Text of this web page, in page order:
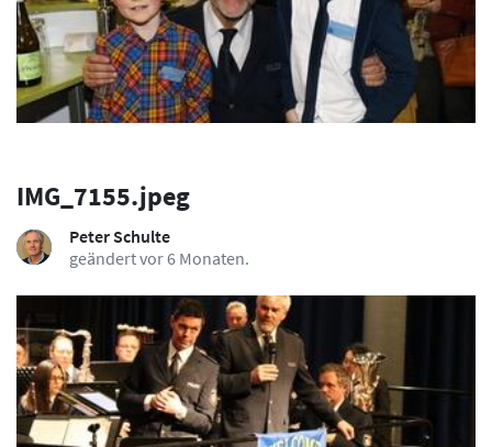
IMG_7155.jpeg
Peter Schulte
geändert vor 6 Monaten.